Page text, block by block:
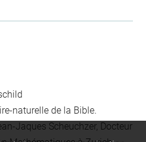
naturelle de la Bible.
Jaques Scheuchzer, Docteur